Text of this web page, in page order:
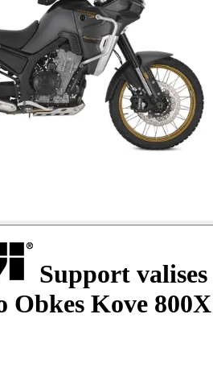
Support valises
Obkes Kove 800X